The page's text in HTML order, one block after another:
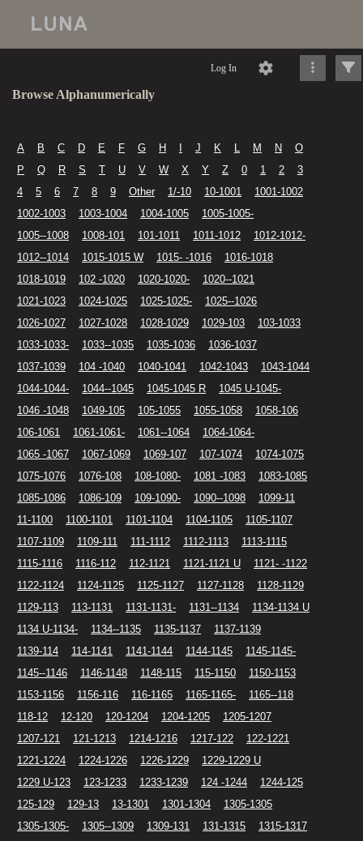
Log In
Browse Alphanumerically
A B C D E F G H J K L M N
O
P
Q R S T U V W X Y Z 0 1 2
3
4
5 6 7 8 9 Other 1/-10 10-1001
1001-1002
1002-1003
1003-1004 1004-1005
1005-1005-
1005--1008
1008-101 101-1011 1011-1012
1012-1012-
1012--1014
1015-1015 W 1015- -1016
1016-1018
1018-1019
102 -1020 1020-1020-
1020--1021
1021-1023
1024-1025 1025-1025-
1025--1026
1026-1027
1027-1028 1028-1029 1029-103
103-1033
1033-1033-
1033--1035 1035-1036
1036-1037
1037-1039
104 -1040 1040-1041 1042-1043
1043-1044
1044-1044-
1044--1045 1045-1045 R
1045 U-1045-
1046 -1048
1049-105 105-1055 1055-1058
1058-106
106-1061
1061-1061- 1061--1064
1064-1064-
1065 -1067
1067-1069 1069-107 107-1074
1074-1075
1075-1076
1076-108 108-1080- 1081 -1083
1083-1085
1085-1086
1086-109 109-1090- 1090--1098
1099-11
11-1100
1100-1101 1101-1104 1104-1105
1105-1107
1107-1109
1109-111 111-1112 1112-1113
1113-1115
1115-1116
1116-112 112-1121 1121-1121 U
1121- -1122
1122-1124
1124-1125 1125-1127 1127-1128
1128-1129
1129-113
113-1131 1131-1131- 1131--1134
1134-1134 U
1134 U-1134-
1134--1135 1135-1137
1137-1139
1139-114
114-1141 1141-1144 1144-1145
1145-1145-
1145--1146
1146-1148 1148-115 115-1150
1150-1153
1153-1156
1156-116 116-1165 1165-1165-
1165--118
118-12
12-120 120-1204 1204-1205
1205-1207
1207-121
121-1213 1214-1216 1217-122
122-1221
1221-1224
1224-1226 1226-1229
1229-1229 U
1229 U-123
123-1233 1233-1239 124 -1244
1244-125
125-129
129-13 13-1301 1301-1304
1305-1305
1305-1305-
1305--1309 1309-131 131-1315
1315-1317